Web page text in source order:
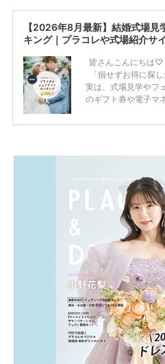
【2026年8月最新】結婚式場見
キング｜プラコレや式場紹介サ
皆さんこんにちは♡
「損せずお得に探
実は、式場見学やフ
のギフト券や電子マ
ため、比較せずに
一番お得？」「プラ
解決します。 まず
ング診断」